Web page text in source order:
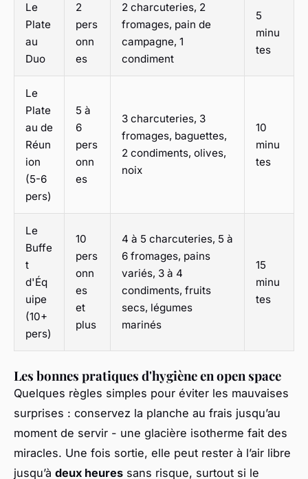
Le
Plate
au
Duo
2
pers
onn
es
2 charcuteries, 2
fromages, pain de
campagne, 1
condiment
5
minu
tes
Le
Plate
au de
Réun
ion
(5-6
pers)
5 à
6
pers
onn
es
3 charcuteries, 3
fromages, baguettes,
2 condiments, olives,
noix
10
minu
tes
Le
Buffe
t
d'Éq
uipe
(10+
pers)
10
pers
onn
es
et
plus
4 à 5 charcuteries, 5 à
6 fromages, pains
variés, 3 à 4
condiments, fruits
secs, légumes
marinés
15
minu
tes
Les bonnes pratiques d'hygiène en open space
Quelques règles simples pour éviter les mauvaises
surprises : conservez la planche au frais jusqu’au
moment de servir - une glacière isotherme fait des
miracles. Une fois sortie, elle peut rester à l’air libre
jusqu’à deux heures sans risque, surtout si le